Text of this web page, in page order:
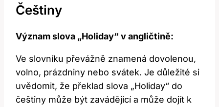
Češtiny
Význam slova „Holiday“ v angličtině:
Ve slovníku převážně znamená dovolenou,
volno, prázdniny nebo svátek. Je důležité si
uvědomit, že překlad slova „Holiday“ do
češtiny může být zavádějící a může dojít k